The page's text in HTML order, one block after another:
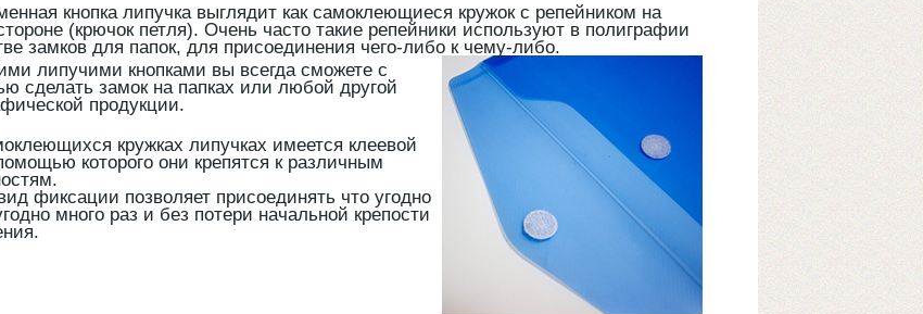
кнопка липучка выглядит как самоклеющиеся кружок с репейником на
(крючок петля). Очень часто такие репейники используют в полиграфии
замков для папок, для присоединения чего-либо к чему-либо.
липучими кнопками вы всегда сможете с
сделать замок на папках или любой другой
продукции.
кружках липучках имеется клеевой
которого они крепятся к различным
фиксации позволяет присоединять что угодно
много раз и без потери начальной крепости